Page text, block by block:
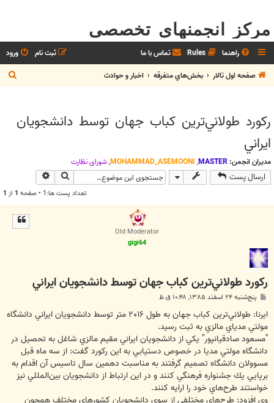
مرکز انجمنهای تخصصی
راهنما Rules تماس با ما ورود
ثبت نام
صفحه اول تالار
بخش‌‌هاي متفرقه اخبار و حوادث
س
ركورد طولاني‌ترين كباب جهان توسط دانشجويان
ايراني
مدیران انجمن: MASTER
,
MOHAMMAD_ASEMOONI
,شوراي نظارت
ارسال پست جستجو
تعداد پست ها:1 • صفحه 1 از 1
Old Moderator
gigi64
ركورد طولاني‌ترين كباب جهان توسط دانشجويان ايراني
س
ت
پنج‌شنبه ۲۴ اسفند ۱۳۸۵, ۱۰:۴۸ ق.ظ
ایرنا: طولاني‌ترين كباب جهان به طول ‪ ۲۰۱۶‬متر توسط دانشجويان ايراني دانشگاه
مولتي مدياي مالزي به ثبت رسيد.
"مسعود صادقيانپور" يكي از دانشجويان ايراني مقيم مالزي شاغل به تحصيل در
دانشگاه مولتي مديا در خصوص دستيابي به اين ركورد گفت: از سه ماه قبل
مسوولان دانشگاه تصميم گرفتند به مناسبت دهمين سال تاسيس آن اقدام به
برپايي يك جشنواره فرهنگي كنند و در اين ارتباط از دانشجويان بين‌المللي نيز
خواستند طرح‌هاي خود را ارايه كنند.
وي افزود: طرح‌هاي مختلفي از سوي دانشجويان كشورهاي مختلف همچون